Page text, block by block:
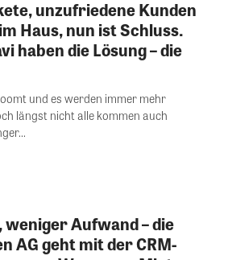
unzufriedene Kunden
Haus, nun ist Schluss.
haben die Lösung – die
und es werden immer mehr
längst nicht alle kommen auch
Aufwand – die
AG geht mit der CRM-